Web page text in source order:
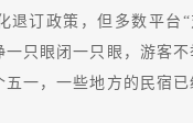
退订政策，但多数平
只眼闭一只眼，游客
一，一些地方的民宿